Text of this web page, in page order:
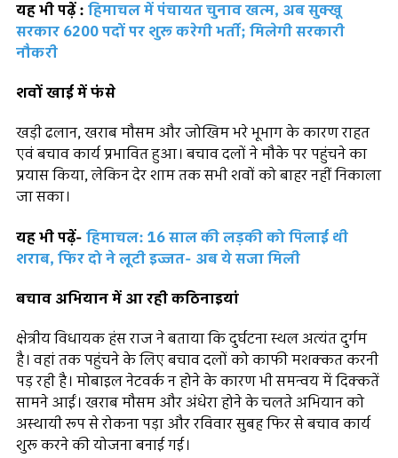
यह भी पढ़ें : हिमाचल में पंचायत चुनाव खत्म, अब सुक्खू
सरकार 6200 पदों पर शुरू करेगी भर्ती; मिलेगी सरकारी
नौकरी
शवों खाई में फंसे
खड़ी ढलान, खराब मौसम और जोखिम भरे भूभाग के कारण राहत
एवं बचाव कार्य प्रभावित हुआ। बचाव दलों ने मौके पर पहुंचने का
प्रयास किया, लेकिन देर शाम तक सभी शवों को बाहर नहीं निकाला
जा सका।
यह भी पढ़ें- हिमाचल: 16 साल की लड़की को पिलाई थी
शराब, फिर दो ने लूटी इज्जत- अब ये सजा मिली
बचाव अभियान में आ रही कठिनाइयां
क्षेत्रीय विधायक हंस राज ने बताया कि दुर्घटना स्थल अत्यंत दुर्गम
है। वहां तक पहुंचने के लिए बचाव दलों को काफी मशक्कत करनी
पड़ रही है। मोबाइल नेटवर्क न होने के कारण भी समन्वय में दिक्कतें
सामने आईं। खराब मौसम और अंधेरा होने के चलते अभियान को
अस्थायी रूप से रोकना पड़ा और रविवार सुबह फिर से बचाव कार्य
शुरू करने की योजना बनाई गई।